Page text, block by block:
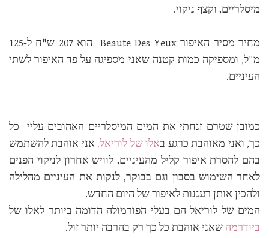
מיסלריים, וקצף ניקוי.
מחיר מסיר האיפור Beaute Des Yeux הוא 207 ש"ח ל-125
מ"ל, ומספיקה כמות קטנה שאני מספיגה על פד האיפור לשתי
העיניים.
כמובן שטרם זנחתי את המים המיסלריים האהובים עליי כל
כך, ואני מאוהבת כרגע באלו של לוריאל. אני אוהבת להשתמש
בהם להסרת איפור קליל מהעיניים, לוויש אחרון לניקוי הפנים
לאחר השימוש בסבון וגם בבוקר, לנקות את העיניים מהלילה
ולהכין אותן רעננות לאיפור של היום החדש.
המים של לוריאל הם בעלי הפורמולה הדומה ביותר לאלו של
ביודרמה שאני אוהבת כל כך רק בהרבה יותר זול.